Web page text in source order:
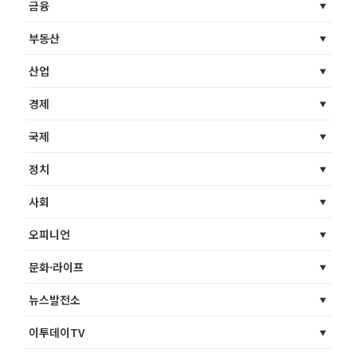
금융
부동산
산업
경제
국제
정치
사회
오피니언
문화·라이프
뉴스발전소
이투데이TV